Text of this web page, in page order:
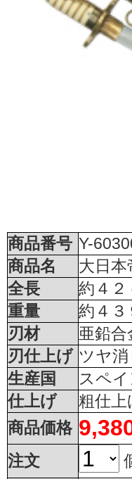
商品番号 Y-
商品名
大日本
全長
約４２
重量
約４３
刃材
亜鉛合
刃仕上げ ツヤ
生産国
スペイ
仕上げ
粗仕上
商品価格
注文